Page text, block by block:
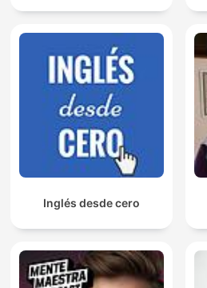
Inglés desde cero